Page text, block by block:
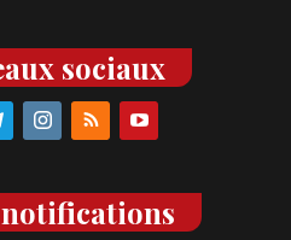
sociaux
notifications